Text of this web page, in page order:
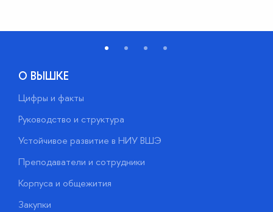
О ВЫШКЕ
Цифры и факты
Руководство и структура
Устойчивое развитие в НИУ ВШЭ
Преподаватели и сотрудники
Корпуса и общежития
Закупки